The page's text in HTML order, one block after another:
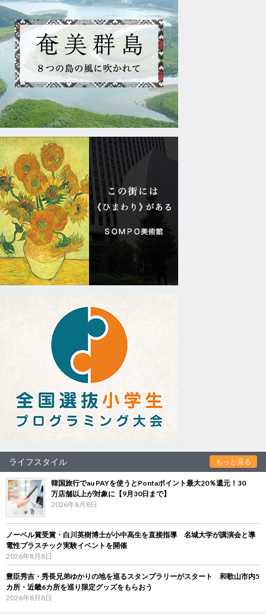
ライフスタイル もっと見る
韓国旅行でau PAYを使うとPontaポイント最大20％還元！30
万店舗以上が対象に【9月30日まで】
2026年8月8日
ノーベル賞受賞・白川英樹博士が小中高生を直接指導 名城大学が講演会と導
電性プラスチック実験イベントを開催
2026年8月8日
豊臣秀吉・秀長兄弟ゆかりの地を巡るスタンプラリーがスタート 和歌山市内5
カ所・近畿6カ所を巡り限定グッズをもらおう
2026年8月8日